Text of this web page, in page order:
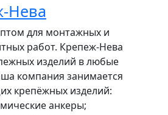
Нева
для монтажных и
работ. Крепеж-Нева
изделий в любые
компания занимается
крепёжных изделий:
анкеры;